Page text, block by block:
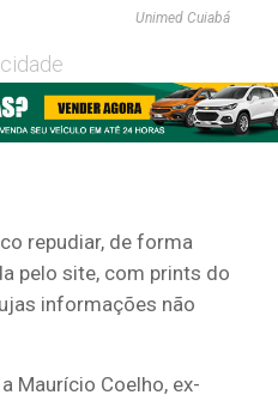
Unimed Cuiabá
repudiar, de forma
pelo site, com prints do
informações não
Maurício Coelho, ex-